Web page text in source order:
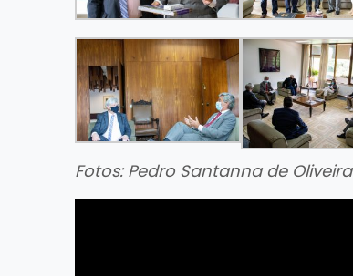
Fotos: Pedro Santanna de Oliveira